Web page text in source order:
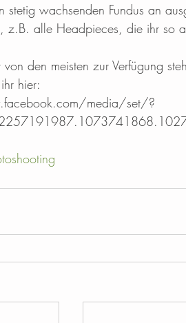
stetig wachsenden Fundus an
z.B. alle Headpieces, die ihr so
von den meisten zur Verfügung
hier:
media/set/?